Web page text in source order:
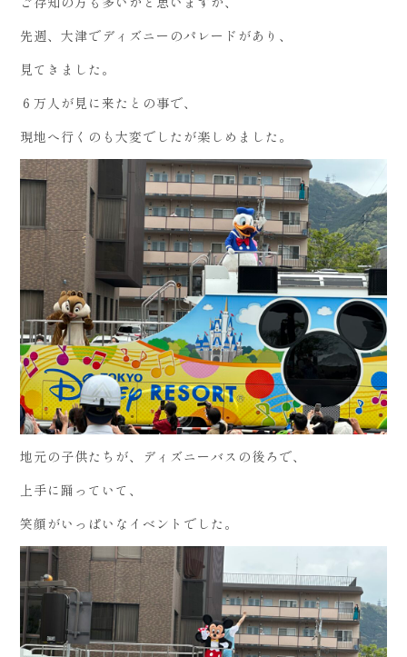
先週、大津でディズニーのパレードがあり、
見てきました。
６万人が見に来たとの事で、
現地へ行くのも大変でしたが楽しめました。
地元の子供たちが、ディズニーバスの後ろで、
上手に踊っていて、
笑顔がいっぱいなイベントでした。